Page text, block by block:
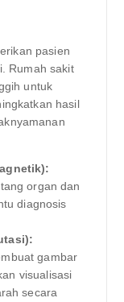
pasien
Rumah sakit
untuk
hasil
organ dan
diagnosis
gambar
visualisasi
secara